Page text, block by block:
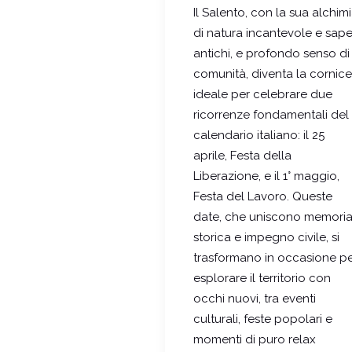
Il Salento, con la sua
di natura incantevole e
antichi, e profondo senso di
comunità, diventa la cornice
ideale per celebrare due
ricorrenze fondamentali del
calendario italiano: il 25
aprile, Festa della
Liberazione, e il 1° maggio,
Festa del Lavoro. Queste
date, che uniscono memoria
storica e impegno civile, si
trasformano in occasione
esplorare il territorio con
occhi nuovi, tra eventi
culturali, feste popolari e
momenti di puro relax